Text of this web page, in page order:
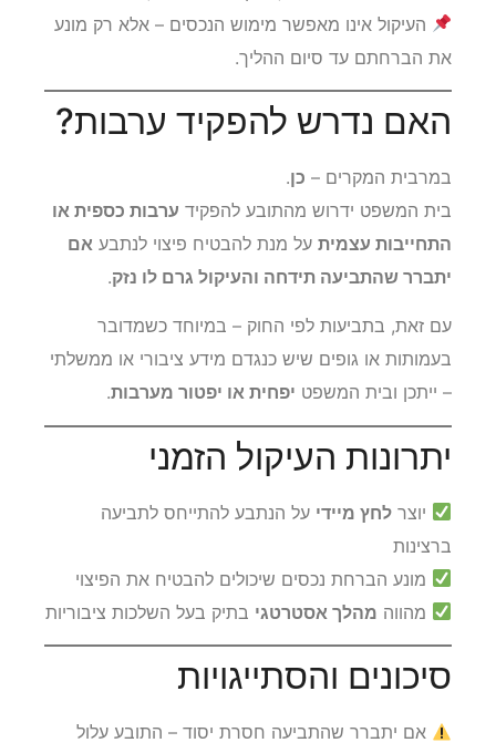
העיקול אינו מאפשר מימוש הנכסים – אלא רק מונע
את הברחתם עד סיום ההליך.
האם נדרש להפקיד ערבות?
במרבית המקרים – כן.
בית המשפט ידרוש מהתובע להפקיד ערבות כספית או
התחייבות עצמית על מנת להבטיח פיצוי לנתבע אם
יתברר שהתביעה תידחה והעיקול גרם לו נזק.
עם זאת, בתביעות לפי החוק – במיוחד כשמדובר
בעמותות או גופים שיש כנגדם מידע ציבורי או ממשלתי
– ייתכן ובית המשפט יפחית או יפטור מערבות.
יתרונות העיקול הזמני
יוצרלחץ מיידי על הנתבע להתייחס לתביעה
ברצינות
מונע הברחת נכסים שיכולים להבטיח את הפיצוי
מהווה מהלך אסטרטגי בתיק בעל השלכות ציבוריות
סיכונים והסתייגויות
אם יתברר שהתביעה חסרת יסוד – התובע עלול